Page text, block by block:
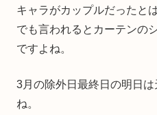
キャラがカップルだったと
でも言われるとカーテンの
ですよね。
3月の除外日最終日の明日
ね。